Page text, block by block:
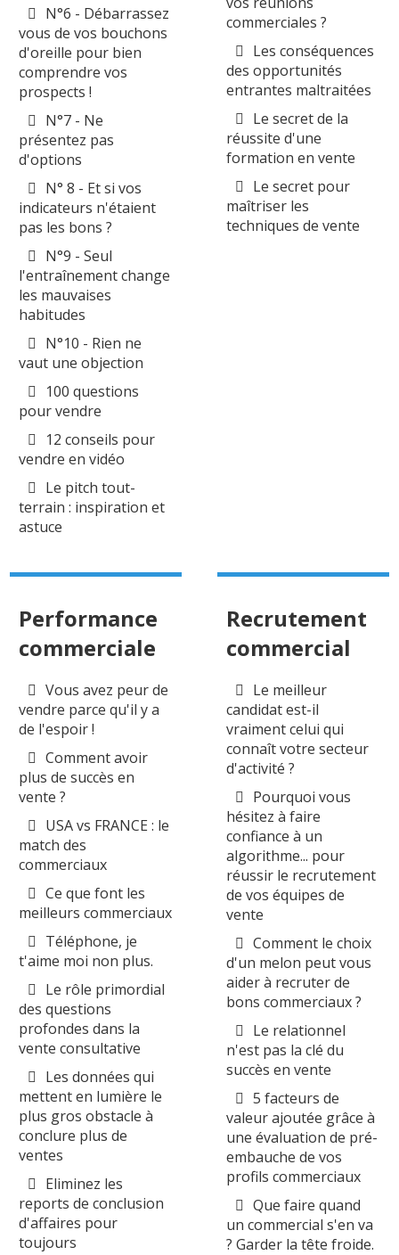
N°6 - Débarrassez
vous de vos bouchons
d'oreille pour bien
comprendre vos
prospects !
N°7 - Ne
présentez pas
d'options
N° 8 - Et si vos
indicateurs n'étaient
pas les bons ?
N°9 - Seul
l'entraînement change
les mauvaises
habitudes
N°10 - Rien ne
vaut une objection
100 questions
pour vendre
12 conseils pour
vendre en vidéo
Le pitch tout-
terrain : inspiration et
astuce
commerciales ?
Les conséquences
des opportunités
entrantes maltraitées
Le secret de la
réussite d'une
formation en vente
Le secret pour
maîtriser les
techniques de vente
Performance
commerciale
Vous avez peur de
vendre parce qu'il y a
de l'espoir !
Comment avoir
plus de succès en
vente ?
USA vs FRANCE : le
match des
commerciaux
Ce que font les
meilleurs commerciaux
Téléphone, je
t'aime moi non plus.
Le rôle primordial
des questions
profondes dans la
vente consultative
Les données qui
mettent en lumière le
plus gros obstacle à
conclure plus de
ventes
Eliminez les
reports de conclusion
d'affaires pour
toujours
Recrutement
commercial
Le meilleur
candidat est-il
vraiment celui qui
connaît votre secteur
d'activité ?
Pourquoi vous
hésitez à faire
confiance à un
algorithme... pour
réussir le recrutement
de vos équipes de
vente
Comment le choix
d'un melon peut vous
aider à recruter de
bons commerciaux ?
Le relationnel
n'est pas la clé du
succès en vente
5 facteurs de
valeur ajoutée grâce à
une évaluation de pré-
embauche de vos
profils commerciaux
Que faire quand
un commercial s'en va
? Garder la tête froide.